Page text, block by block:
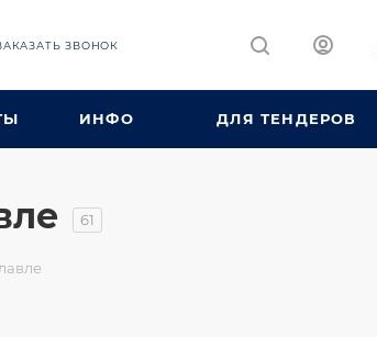
ЗВОНОК
ИНФО ДЛЯ ТЕНДЕРОВ
61